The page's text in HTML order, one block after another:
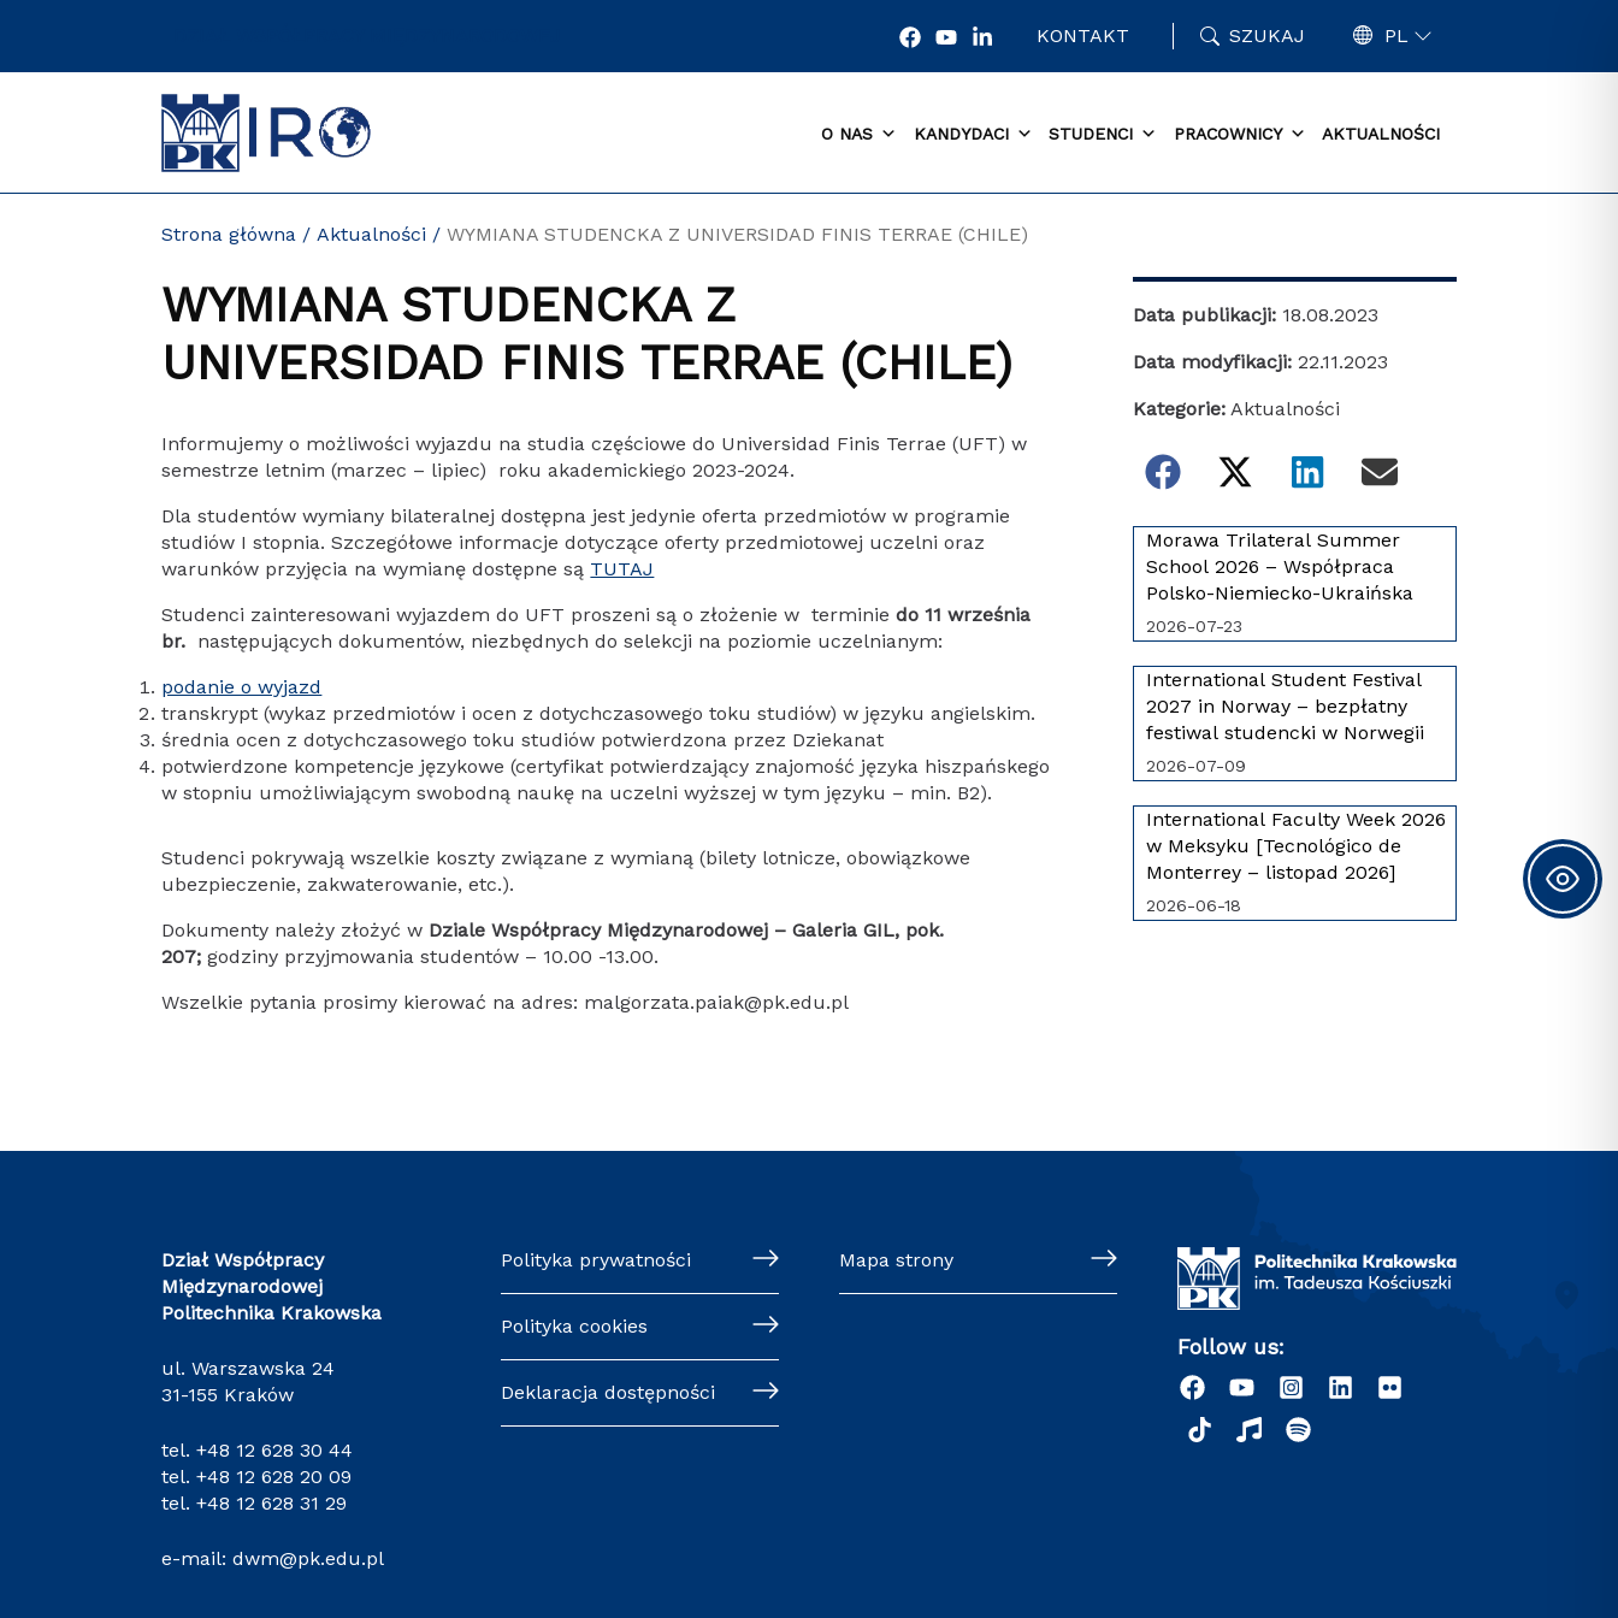
KONTAKT SZUKAJ PL
O NAS KANDYDACI STUDENCI PRACOWNICY AKTUALNOŚCI
Strona główna Aktualności WYMIANA STUDENCKA Z UNIVERSIDAD FINIS TERRAE (CHILE)
WYMIANA STUDENCKA Z
UNIVERSIDAD FINIS TERRAE (CHILE)
Informujemy o możliwości wyjazdu na studia częściowe do Universidad Finis Terrae (UFT) w
semestrze letnim (marzec – lipiec) roku akademickiego 2023-2024.
Dla studentów wymiany bilateralnej dostępna jest jedynie oferta przedmiotów w programie
studiów I stopnia. Szczegółowe informacje dotyczące oferty przedmiotowej uczelni oraz
warunków przyjęcia na wymianę dostępne są TUTAJ
Studenci zainteresowani wyjazdem do UFT proszeni są o złożenie w terminiedo 11 września
br. następujących dokumentów, niezbędnych do selekcji na poziomie uczelnianym:
podanie o wyjazd
transkrypt (wykaz przedmiotów i ocen z dotychczasowego toku studiów) w języku angielskim.
średnia ocen z dotychczasowego toku studiów potwierdzona przez Dziekanat
potwierdzone kompetencje językowe (certyfikat potwierdzający znajomość języka hiszpańskego
w stopniu umożliwiającym swobodną naukę na uczelni wyższej w tym języku – min. B2).
Studenci pokrywają wszelkie koszty związane z wymianą (bilety lotnicze, obowiązkowe
ubezpieczenie, zakwaterowanie, etc.).
Dokumenty należy złożyć w Dziale Współpracy Międzynarodowej – Galeria GIL, pok.
207;godziny przyjmowania studentów – 10.00 -13.00.
Wszelkie pytania prosimy kierować na adres: malgorzata.paiak@pk.edu.pl
Data publikacji: 18.08.2023
Data modyfikacji: 22.11.2023
Kategorie: Aktualności
Morawa Trilateral Summer
School 2026 – Współpraca
Polsko-Niemiecko-Ukraińska
2026-07-23
International Student Festival
2027 in Norway – bezpłatny
festiwal studencki w Norwegii
2026-07-09
International Faculty Week 2026
w Meksyku [Tecnológico de
Monterrey – listopad 2026]
2026-06-18
Dział Współpracy
Międzynarodowej
Politechnika Krakowska
ul. Warszawska 24
31-155 Kraków
tel.+48 12 628 30 44
tel.+48 12 628 20 09
tel.+48 12 628 31 29
e-mail:dwm@pk.edu.pl
Polityka prywatności
Polityka cookies
Deklaracja dostępności
Mapa strony
Follow us: